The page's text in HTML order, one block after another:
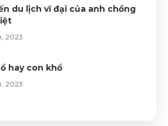
du lịch vĩ đại của anh chồng
2023
hay con khổ
2023